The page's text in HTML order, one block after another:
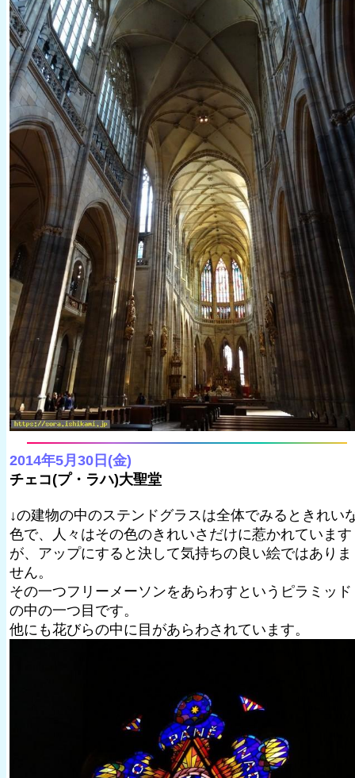
2014年5月30日(金)
チェコ(プ・ラハ)大聖堂
↓の建物の中のステンドグラスは全体でみるときれい
色で、人々はその色のきれいさだけに惹かれています
が、アップにすると決して気持ちの良い絵ではありま
せん。
その一つフリーメーソンをあらわすというピラミッド
の中の一つ目です。
他にも花びらの中に目があらわされています。